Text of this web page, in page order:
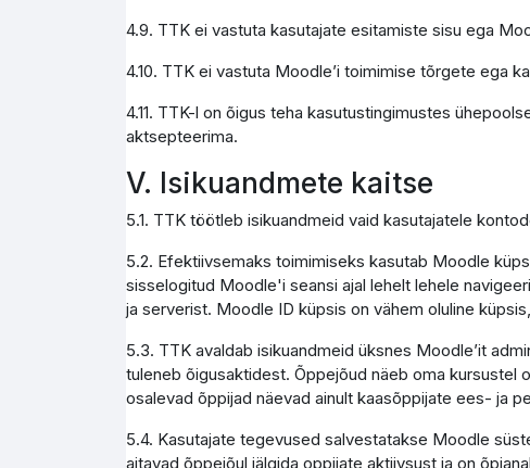
4.9. TTK ei vastuta kasutajate esitamiste sisu ega
4.10. TTK ei vastuta Moodle’i toimimise tõrgete ega
4.11. TTK-l on õigus teha kasutustingimustes
aktsepteerima.
V. Isikuandmete kaitse
5.1. TTK töötleb isikuandmeid vaid kasutajatele
5.2. Efektiivsemaks toimimiseks kasutab Moodle
sisselogitud Moodle'i seansi ajal lehelt lehele
ja serverist. Moodle ID küpsis on vähem oluline
5.3. TTK avaldab isikuandmeid üksnes Moodle’it
tuleneb õigusaktidest. Õppejõud näeb oma
osalevad õppijad näevad ainult kaasõppijate ees- ja
5.4. Kasutajate tegevused salvestatakse Moodle
aitavad õppejõul jälgida oppijate aktiivsust ja on